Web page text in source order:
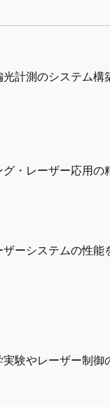
計測のシステム構
・レーザー応用の
ーシステムの性能
験やレーザー制御